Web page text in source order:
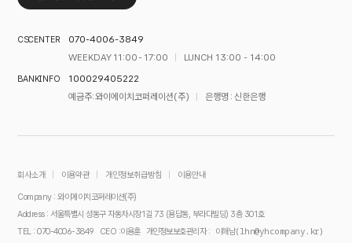
CS CENTER
070-4006-3849
WEEKDAY 11:00 - 17:00
LUNCH 13:00 - 14:00
BANK INFO
100029405222
예금주 : 와이에이치코퍼레이션(주)
은행명 : 신한은행
회사소개 이용약관 개인정보취급방침 이용안내
Company : 와이에이치코퍼레이션(주)
Address : 서울특별시 성동구 자동차시장1길 73 (용답동, 부라다빌딩) 3층 301호
TEL : 070-4006-3849
CEO :이용훈 개인정보보호관리자 :
이해남(lhn@yhcompany.kr)